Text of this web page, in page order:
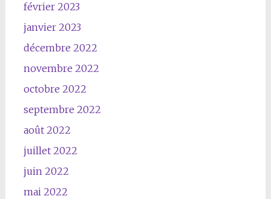
février 2023
janvier 2023
décembre 2022
novembre 2022
octobre 2022
septembre 2022
août 2022
juillet 2022
juin 2022
mai 2022